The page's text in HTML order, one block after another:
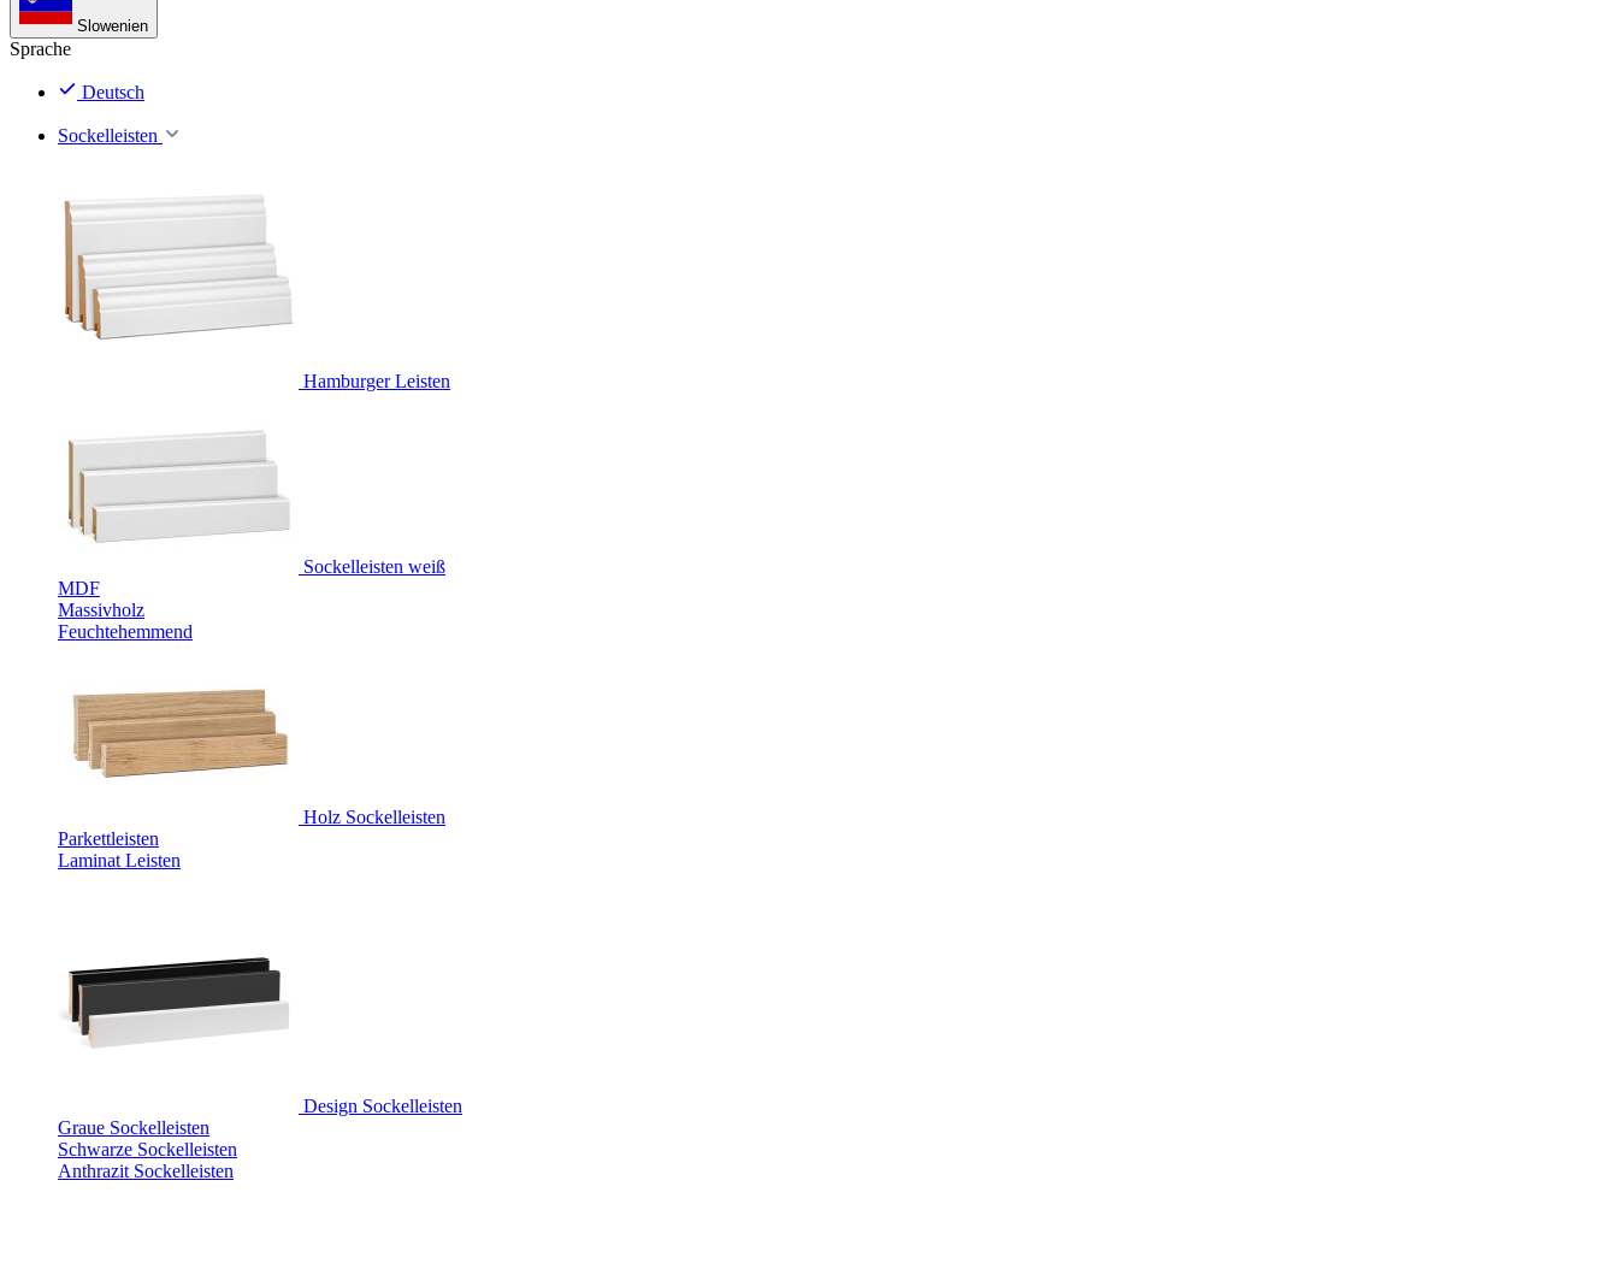
Slowenien
Sprache
Deutsch
Sockelleisten
Hamburger Leisten
Sockelleisten weiß
MDF
Massivholz
Feuchtehemmend
Holz Sockelleisten
Parkettleisten
Laminat Leisten
Design Sockelleisten
Graue Sockelleisten
Schwarze Sockelleisten
Anthrazit Sockelleisten